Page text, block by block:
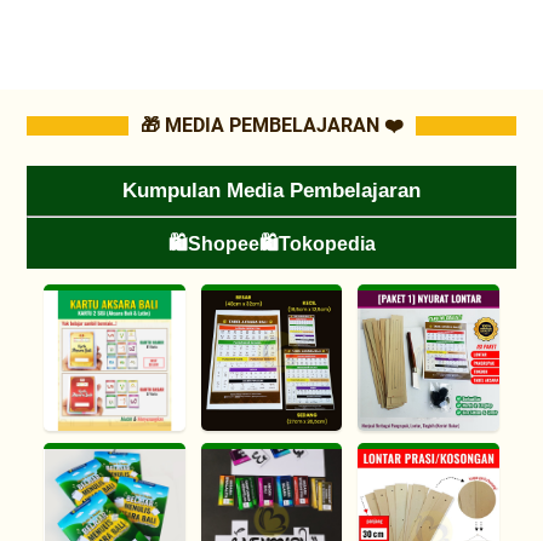
🎁 MEDIA PEMBELAJARAN ❤️
Kumpulan Media Pembelajaran
🛍️Shopee🛍️Tokopedia